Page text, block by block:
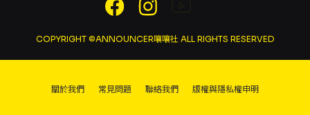
COPYRIGHT ©ANNOUNCER嚷嚷社 ALL RIGHTS RESERVED
關於我們 常見問題 聯絡我們 版權與隱私權申明